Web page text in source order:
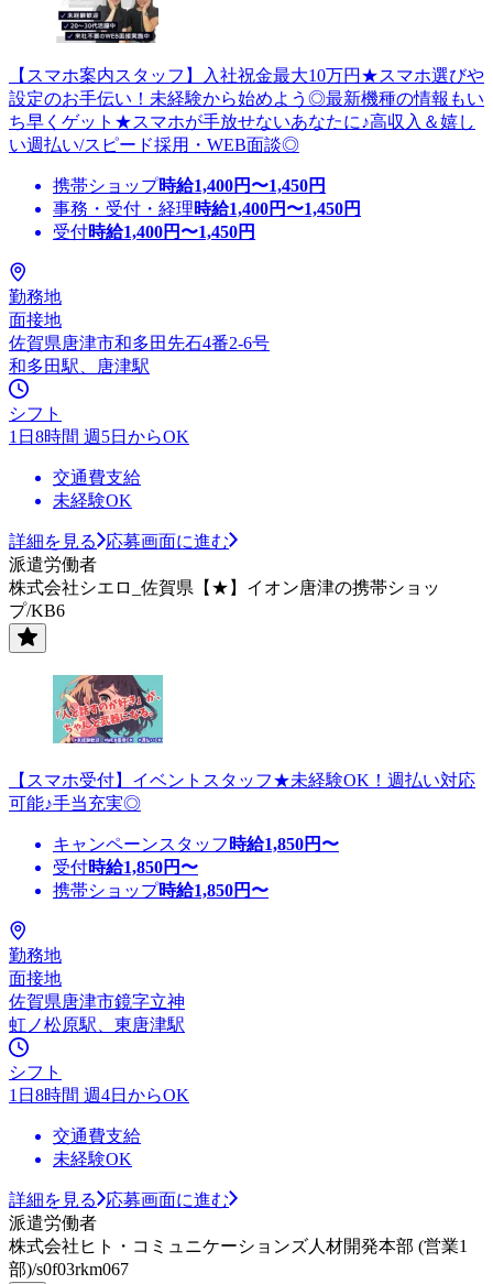
【スマホ案内スタッフ】入社祝金最大10万円★スマホ選びや
設定のお手伝い！未経験から始めよう◎最新機種の情報もい
ち早くゲット★スマホが手放せないあなたに♪高収入＆嬉し
い週払い/スピード採用・WEB面談◎
携帯ショップ時給1,400円〜1,450円
事務・受付・経理時給1,400円〜1,450円
受付時給1,400円〜1,450円
勤務地
面接地
佐賀県唐津市和多田先石4番2-6号
和多田駅、唐津駅
シフト
1日8時間 週5日からOK
交通費支給
未経験OK
詳細を見る
応募画面に進む
派遣労働者
株式会社シエロ_佐賀県【★】イオン唐津の携帯ショッ
プ/KB6
【スマホ受付】イベントスタッフ★未経験OK！週払い対応
可能♪手当充実◎
キャンペーンスタッフ 時給1,850円〜
受付時給1,850円〜
携帯ショップ時給1,850円〜
勤務地
面接地
佐賀県唐津市鏡字立神
虹ノ松原駅、東唐津駅
シフト
1日8時間 週4日からOK
交通費支給
未経験OK
詳細を見る
応募画面に進む
派遣労働者
株式会社ヒト・コミュニケーションズ人材開発本部 (営業1
部)/s0f03rkm067